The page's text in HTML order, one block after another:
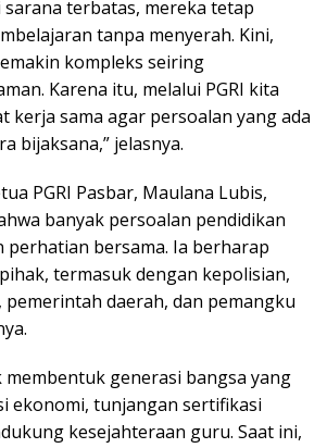
terbatas, mereka tetap
tanpa menyerah. Kini,
kompleks seiring
Karena itu, melalui PGRI kita
kerja sama agar persoalan yang ada
bijaksana,” jelasnya.
PGRI Pasbar, Maulana Lubis,
banyak persoalan pendidikan
perhatian bersama. Ia berharap
termasuk dengan kepolisian,
pemerintah daerah, dan pemangku
membentuk generasi bangsa yang
ekonomi, tunjangan sertifikasi
kesejahteraan guru. Saat ini,